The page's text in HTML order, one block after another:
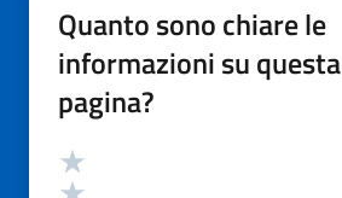
Quanto sono chiare le
informazioni su questa
pagina?
Valutazione